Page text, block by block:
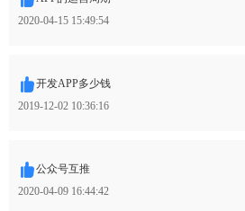
2020-04-15 15:49:54
开发APP多少钱
2019-12-02 10:36:16
公众号互推
2020-04-09 16:44:42